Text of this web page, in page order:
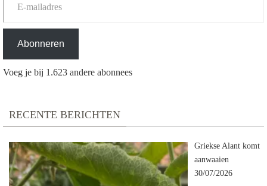
Abonneren
Voeg je bij 1.623 andere abonnees
RECENTE BERICHTEN
Griekse Alant komt
aanwaaien
30/07/2026